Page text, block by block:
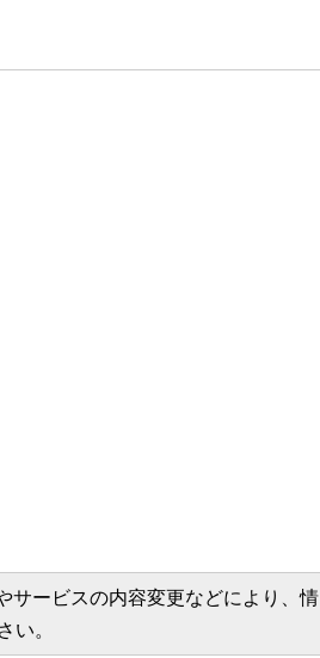
サービスの内容変更などにより、情
い。